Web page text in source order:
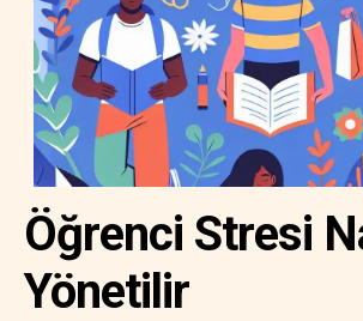
Öğrenci Stresi
Yönetilir